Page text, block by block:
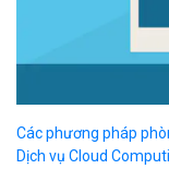
Các phương pháp
Dịch vụ Cloud